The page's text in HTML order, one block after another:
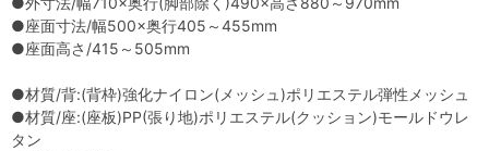
●座面寸法/幅500×奥行405～455mm
●座面高さ/415～505mm
●材質/背:(背枠)強化ナイロン(メッシュ)ポリエステル弾性メッシュ
●材質/座:(座板)PP(張り地)ポリエステル(クッション)モールドウレ
タン